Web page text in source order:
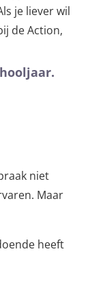
je liever wil
de Action,
niet
Maar
heeft